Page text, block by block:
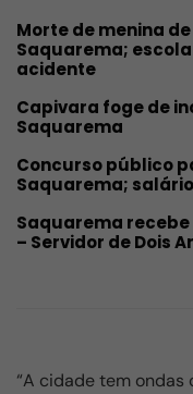
Morte de menina
Saquarema;
acidente
Capivara foge de
Saquarema
Concurso público
Saquarema;
Saquarema
– Servidor de Dois
“A cidade tem ondas